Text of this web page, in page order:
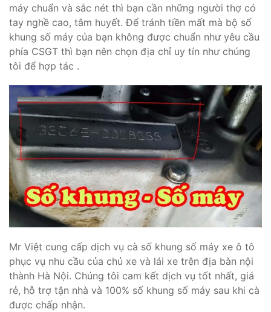
máy chuẩn và sắc nét thì bạn cần những người thợ có
tay nghề cao, tâm huyết. Để tránh tiền mất mà bộ số
khung số máy của bạn không được chuẩn như yêu cầu
phía CSGT thì bạn nên chọn địa chỉ uy tín như chúng
tôi để hợp tác .
Mr Việt cung cấp dịch vụ cà số khung số máy xe ô tô
phục vụ nhu cầu của chủ xe và lái xe trên địa bàn nội
thành Hà Nội. Chúng tôi cam kết dịch vụ tốt nhất, giá
rẻ, hỗ trợ tận nhà và 100% số khung số máy sau khi cà
được chấp nhận.